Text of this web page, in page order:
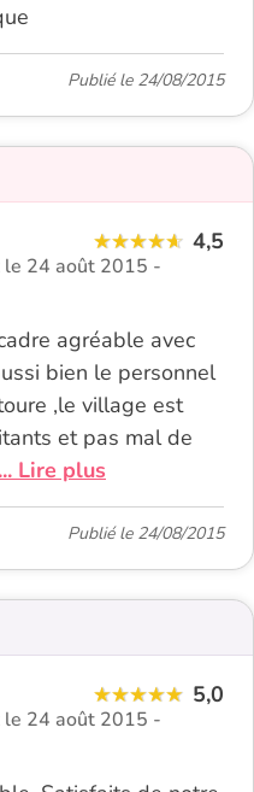
Publié le 24/08/2015
4,5
24 août 2015 -
agréable avec
bien le personnel
,le village est
et pas mal de
... Lire plus
Publié le 24/08/2015
5,0
24 août 2015 -